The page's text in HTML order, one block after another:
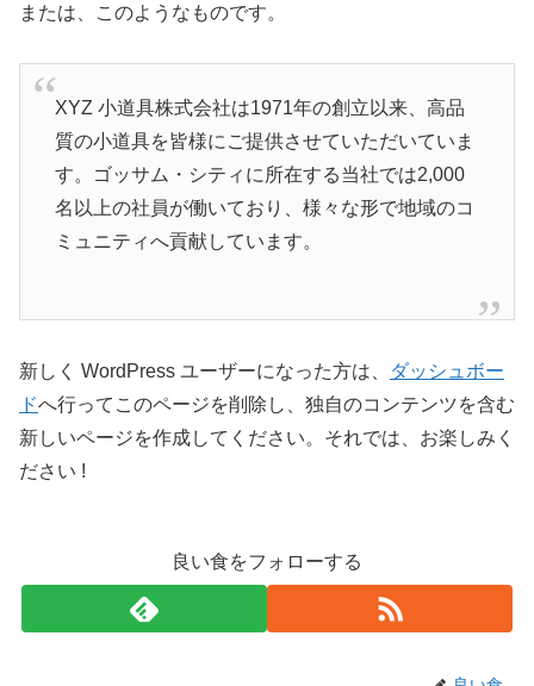
または、このようなものです。
XYZ 小道具株式会社は1971年の創立以来、高品
質の小道具を皆様にご提供させていただいていま
す。ゴッサム・シティに所在する当社では2,000
名以上の社員が働いており、様々な形で地域のコ
ミュニティへ貢献しています。
新しく WordPress ユーザーになった方は、
ダッシュボー
ドへ行ってこのページを削除し、独自のコンテンツを含む
新しいページを作成してください。それでは、お楽しみく
ださい !
良い食をフォローする